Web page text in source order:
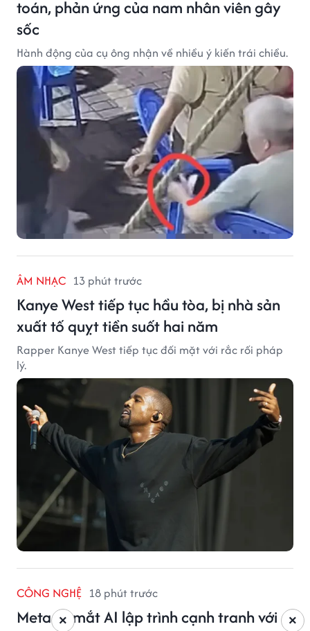
toán, phản ứng của nam nhân viên gây
sốc
Hành động của cụ ông nhận về nhiều ý kiến trái chiều.
ÂM NHẠC 13 phút trước
Kanye West tiếp tục hầu tòa, bị nhà sản
xuất tố quỵt tiền suốt hai năm
Rapper Kanye West tiếp tục đối mặt với rắc rối pháp
lý.
CÔNG NGHỆ 18 phút trước
Meta ra mắt AI lập trình cạnh tranh với
×
×